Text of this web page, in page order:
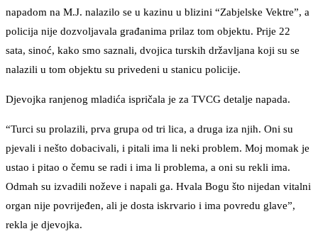
napadom na M.J. nalazilo se u kazinu u blizini “Zabjelske Vektre”, a
policija nije dozvoljavala građanima prilaz tom objektu. Prije 22
sata, sinoć, kako smo saznali, dvojica turskih državljana koji su se
nalazili u tom objektu su privedeni u stanicu policije.
Djevojka ranjenog mladića ispričala je za TVCG detalje napada.
“Turci su prolazili, prva grupa od tri lica, a druga iza njih. Oni su
pjevali i nešto dobacivali, i pitali ima li neki problem. Moj momak je
ustao i pitao o čemu se radi i ima li problema, a oni su rekli ima.
Odmah su izvadili noževe i napali ga. Hvala Bogu što nijedan vitalni
organ nije povrijeđen, ali je dosta iskrvario i ima povredu glave”,
rekla je djevojka.